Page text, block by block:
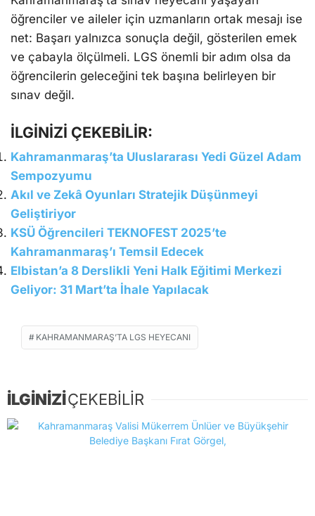
öğrenciler ve aileler için uzmanların ortak mesajı ise
net: Başarı yalnızca sonuçla değil, gösterilen emek
ve çabayla ölçülmeli. LGS önemli bir adım olsa da
öğrencilerin geleceğini tek başına belirleyen bir
sınav değil.
İLGİNİZİ ÇEKEBİLİR:
Kahramanmaraş’ta Uluslararası Yedi Güzel Adam
Sempozyumu
Akıl ve Zekâ Oyunları Stratejik Düşünmeyi
Geliştiriyor
KSÜ Öğrencileri TEKNOFEST 2025’te
Kahramanmaraş’ı Temsil Edecek
Elbistan’a 8 Derslikli Yeni Halk Eğitimi Merkezi
Geliyor: 31 Mart’ta İhale Yapılacak
KAHRAMANMARAŞ’TA LGS HEYECANI
İLGİNİZİÇEKEBİLİR